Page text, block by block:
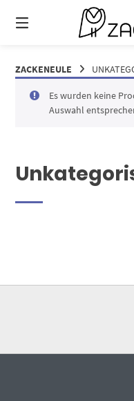
zum
ZACKENEULE
Es wurden keine
Auswahl